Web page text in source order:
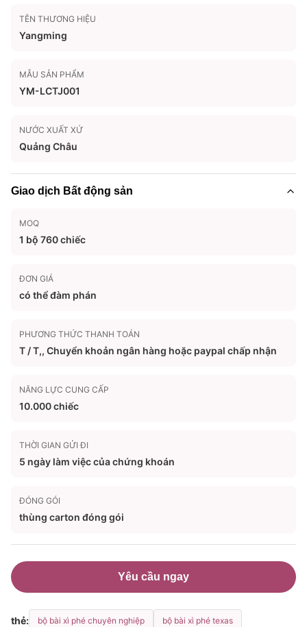
TÊN THƯƠNG HIỆU
Yangming
MẪU SẢN PHẨM
YM-LCTJ001
NƯỚC XUẤT XỨ
Quảng Châu
Giao dịch Bất động sản
MOQ
1 bộ 760 chiếc
ĐƠN GIÁ
có thể đàm phán
PHƯƠNG THỨC THANH TOÁN
T / T,, Chuyển khoản ngân hàng hoặc paypal chấp nhận
NĂNG LỰC CUNG CẤP
10.000 chiếc
THỜI GIAN GỬI ĐI
5 ngày làm việc của chứng khoán
ĐÓNG GÓI
thùng carton đóng gói
Yêu cầu ngay
thẻ: bộ bài xì phé chuyên nghiệp bộ bài xì phé texas